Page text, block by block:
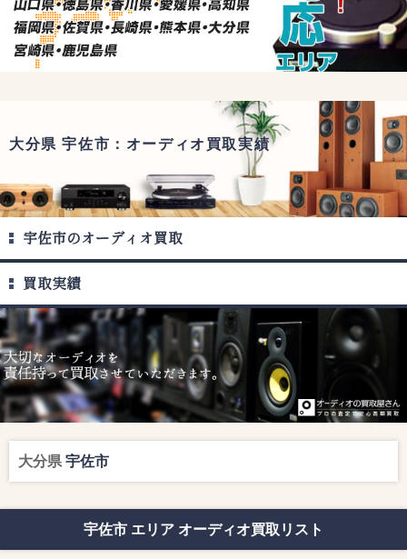
大分県 宇佐市：オーディオ買取実績
宇佐市のオーディオ買取
買取実績
大分県 宇佐市
宇佐市 エリア オーディオ買取リスト